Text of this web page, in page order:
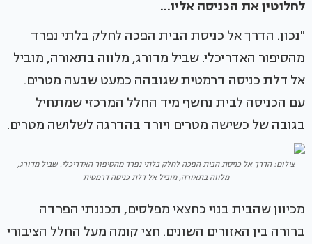
לחלוטין את הכניסה אליו...
"נכון. הדרך אל כניסת הבית הפכה לחלק בלתי נפרד
מהסיפור האדריכלי. שביל מדורג, מלווה בתאורה, מוביל
אל דלת כניסה דרמטית שגובהה כמעט שבעה מטרים.
עם הכניסה לבית נחשף מיד החלל המרכזי שמתחיל
בגובה של כשישה מטרים ויורד בהדרגה לשלושה מטרים.
צילום: הדרך אל כניסת הבית הפכה לחלק בלתי נפרד מהסיפור האדריכלי. שביל מדורג,
מלווה בתאורה, מוביל אל דלת כניסה דרמטית
מכיוון שהבית בנוי כחצאי מפלסים, תכננתי הפרדה
ברורה בין האזורים השונים. חצי קומה מעל החלל הציבורי